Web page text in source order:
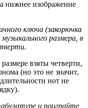
нижнее изображение
ключа (закорючка
размера, в
взяты четверти,
(но это не значит,
нот не
и поиграйте